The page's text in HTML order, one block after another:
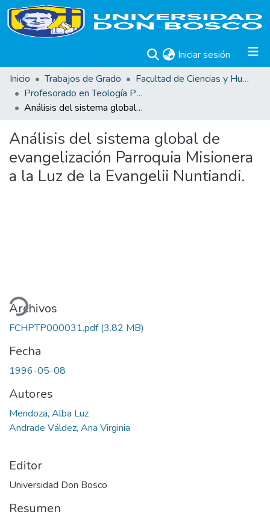
Iniciar sesión (current)
Inicio
Trabajos de Grado
Facultad de Ciencias y Humanidades
Profesorado en Teología Pastoral
Análisis del sistema global de evangelización Parroquia Misionera a la Luz de la Evangelii Nuntiandi.
Análisis del sistema global de
evangelización Parroquia Misionera
a la Luz de la Evangelii Nuntiandi.
Cargando...
Archivos
FCHPTP000031.pdf(3.82 MB)
Fecha
1996-05-08
Autores
Mendoza, Alba Luz
Andrade Váldez, Ana Virginia
Editor
Universidad Don Bosco
Resumen